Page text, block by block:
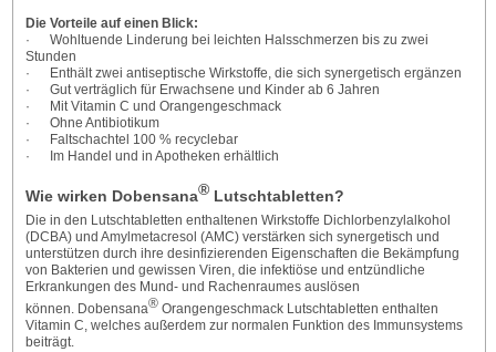
Die Vorteile auf einen Blick:
· Wohltuende Linderung bei leichten Halsschmerzen bis zu zwei
Stunden
· Enthält zwei antiseptische Wirkstoffe, die sich synergetisch ergänzen
· Gut verträglich für Erwachsene und Kinder ab 6 Jahren
· Mit Vitamin C und Orangengeschmack
· Ohne Antibiotikum
· Faltschachtel 100 % recyclebar
· Im Handel und in Apotheken erhältlich
Wie wirken Dobensana®Lutschtabletten?
Die in den Lutschtabletten enthaltenen Wirkstoffe Dichlorbenzylalkohol
(DCBA) und Amylmetacresol (AMC) verstärken sich synergetisch und
unterstützen durch ihre desinfizierenden Eigenschaften die Bekämpfung
von Bakterien und gewissen Viren, die infektiöse und entzündliche
Erkrankungen des Mund- und Rachenraumes auslösen
können. Dobensana®Orangengeschmack Lutschtabletten enthalten
Vitamin C, welches außerdem zur normalen Funktion des Immunsystems
beiträgt.